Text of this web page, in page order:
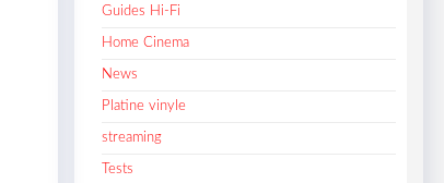
Guides Hi-Fi
Home Cinema
News
Platine vinyle
streaming
Tests